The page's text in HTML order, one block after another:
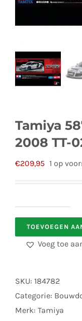
Tamiya
2008 TT-
€209,95 1 op
58749
Audi
2008
TT-
02
TOEVOEGEN
Voeg toe
SKU: 184782
Categorie:
Merk: Tamiya